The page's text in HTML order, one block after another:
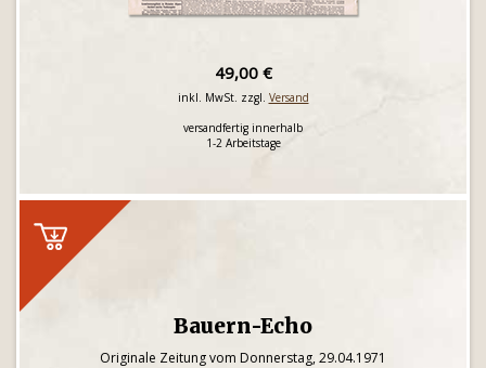
49,00 €
inkl. MwSt. zzgl. Versand
versandfertig innerhalb
1-2 Arbeitstage
Bauern-Echo
Originale Zeitung vom Donnerstag, 29.04.1971